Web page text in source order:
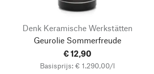
Denk Keramische Werkstätten
Geurolie Sommerfreude
€ 12,90
Basisprijs: € 1.290,00/l